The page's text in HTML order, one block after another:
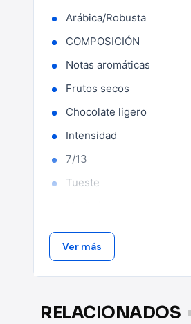
Arábica/Robusta
COMPOSICIÓN
Notas aromáticas
Frutos secos
Chocolate ligero
Intensidad
7/13
Tueste
Descripción
Cápsulas monodosis de
Intensidad
Ver más
RELACIONADOS